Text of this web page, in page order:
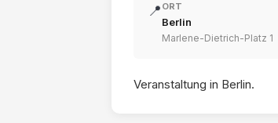
📍 ORT
Berlin
Marlene-Dietrich-Platz 1
Veranstaltung in Berlin.